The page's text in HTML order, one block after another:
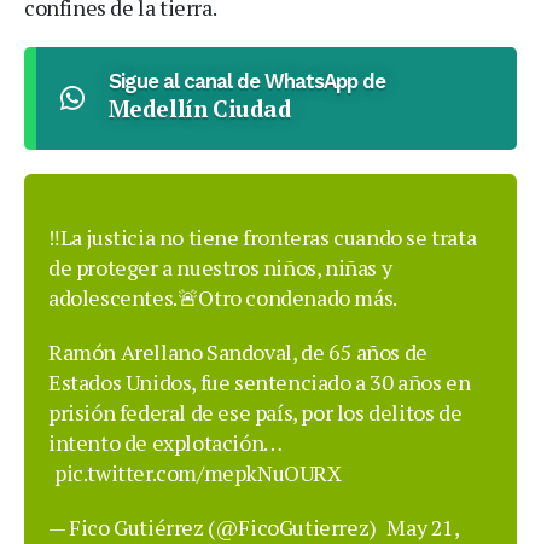
confines de la tierra.
Sigue al canal de WhatsApp de
Medellín Ciudad
‼️La justicia no tiene fronteras cuando se trata
de proteger a nuestros niños, niñas y
adolescentes.🚨Otro condenado más.
Ramón Arellano Sandoval, de 65 años de
Estados Unidos, fue sentenciado a 30 años en
prisión federal de ese país, por los delitos de
intento de explotación…
pic.twitter.com/mepkNuOURX
— Fico Gutiérrez (@FicoGutierrez) May 21,